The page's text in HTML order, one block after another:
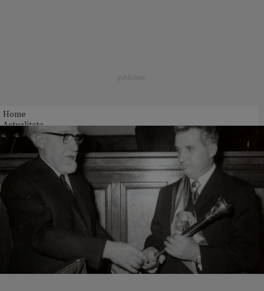
Home
Actualitate